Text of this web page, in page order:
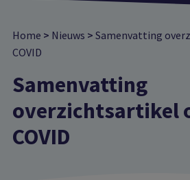
Home > Nieuws > Samenvatting
COVID
Samenvatting
overzichtsartikel
COVID